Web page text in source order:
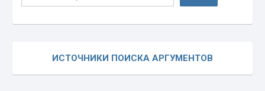
ИСТОЧНИКИ ПОИСКА АРГУМЕНТОВ